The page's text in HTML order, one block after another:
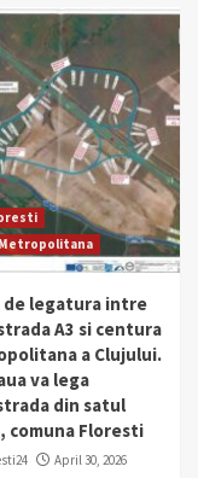
de legatura intre
A3 si centura
a Clujului.
va lega
din satul
comuna Floresti
April 30, 2026